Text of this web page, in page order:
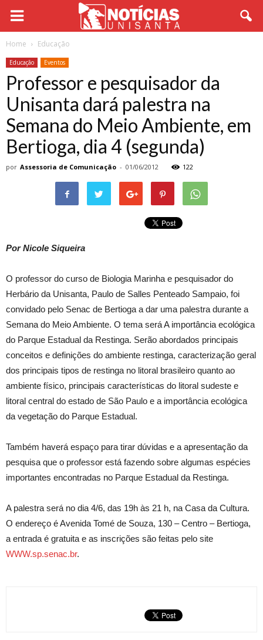
Home Educação
Educação Eventos
Professor e pesquisador da
Unisanta dará palestra na
Semana do Meio Ambiente, em
Bertioga, dia 4 (segunda)
por Assessoria de Comunicação - 01/06/2012 122
Por Nicole Siqueira
O professor do curso de Biologia Marinha e pesquisador do
Herbário da Unisanta, Paulo de Salles Penteado Sampaio, foi
convidado pelo Senac de Bertioga a dar uma palestra durante a
Semana do Meio Ambiente. O tema será A importância ecológica
do Parque Estadual da Restinga. Serão abordados principais
conceitos e definições do ambiente restinga, caracterização geral
dos principais tipos de restinga no litoral brasileiro quanto ao
ambiente físico, principais características do litoral sudeste e
litoral central do estado de São Paulo e a importância ecológica
da vegetação do Parque Estadual.
Também haverá espaço para tirar dúvidas e a apresentação da
pesquisa que o professor está fazendo sobre algumas espécies
importantes encontradas no Parque Estadual da Restinga.
A palestra será no dia 4/6, das 19h às 21 h, na Casa da Cultura.
O endereço é Avenida Tomé de Souza, 130 – Centro – Bertioga,
a entrada é gratuita e as inscrições são feitas pelo site
WWW.sp.senac.br.